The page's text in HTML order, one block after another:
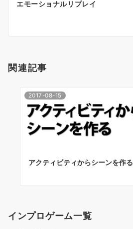
ン
エモーショナルリプレイ
関連記事
2017-08-15
アクティビティからシーンを作る
インプロゲーム一覧